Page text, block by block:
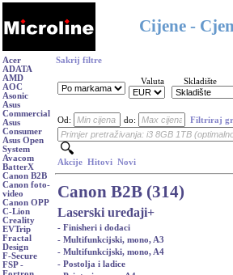
Cijene -
Acer
ADATA
AMD
AOC
Asonic
Asus
Commercial
Asus
Consumer
Asus Open
System
Avacom
BatterX
Canon B2B
Canon foto-
video
Canon OPP
C-Lion
Creality
EVTrip
Fractal
Design
F-Secure
FSP -
Sakrij filtre
Valuta
Skladište
Od: do: Filtriraj
Akcije Hitovi Novi
Canon B2B (314)
Laserski uređaji+
- Finisheri i dodaci
- Multifunkcijski, mono, A3
- Multifunkcijski, mono, A4
- Postolja i ladice